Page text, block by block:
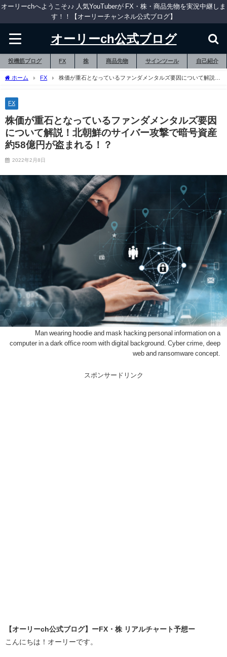
オーリーchへようこそ♪♪ 人気YouTuberが FX・株・商品先物を実況中継しま
す！！【オーリーチャンネル公式ブログ】
オーリーch公式ブログ
投機筋ブログ FX 株 商品先物 サインツール 自己紹介
ホーム FX
株価が重石となっているファンダメンタルズ要因について解説！
FX
株価が重石となっているファンダメンタルズ要因
について解説！北朝鮮のサイバー攻撃で暗号資産
約58億円が盗まれる！？
2022年2月8日
Man wearing hoodie and mask hacking personal information on a
computer in a dark office room with digital background. Cyber crime, deep
web and ransomware concept.
スポンサードリンク
【オーリーch公式ブログ】ーFX・株 リアルチャート予想ー
こんにちは！オーリーです。